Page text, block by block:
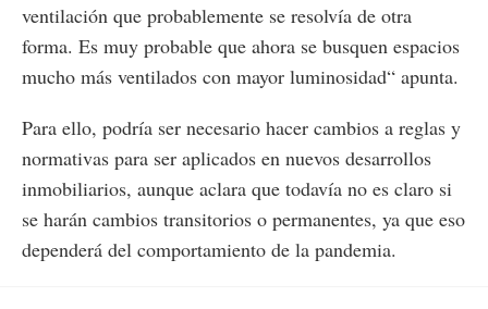
ventilación que probablemente se resolvía de otra
forma. Es muy probable que ahora se busquen espacios
mucho más ventilados con mayor luminosidad“ apunta.
Para ello, podría ser necesario hacer cambios a reglas y
normativas para ser aplicados en nuevos desarrollos
inmobiliarios, aunque aclara que todavía no es claro si
se harán cambios transitorios o permanentes, ya que eso
dependerá del comportamiento de la pandemia.